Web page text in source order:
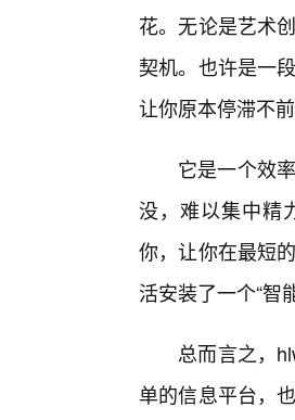
花。无论是艺术
契机。也许是一
让你原本停滞不
它是一个效
没，难以集中精
你，让你在最短
活安装了一个“智
总而言之，
单的信息平台，